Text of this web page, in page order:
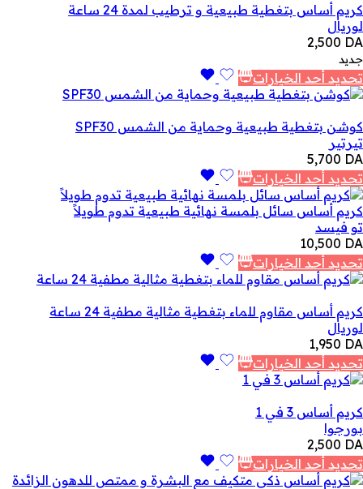
كريم أساس بتغطية طبيعية و ترطيب لمدة 24 ساعة
لوريال
2,500 DA
جديد
تحديد أحد الخيارات
كوشن بتغطية طبيعية وحماية من الشمس SPF30
تيرتير
5,700 DA
تحديد أحد الخيارات
كريم أساس سائل بلمسة نهائية طبيعية تدوم طويلاً
تو فيسد
10,500 DA
تحديد أحد الخيارات
كريم أساس مقاوم للماء بتغطية مثالية مطفية 24 ساعة
لوريال
1,950 DA
تحديد أحد الخيارات
كريم أساس 3 في 1
بورجوا
2,500 DA
تحديد أحد الخيارات